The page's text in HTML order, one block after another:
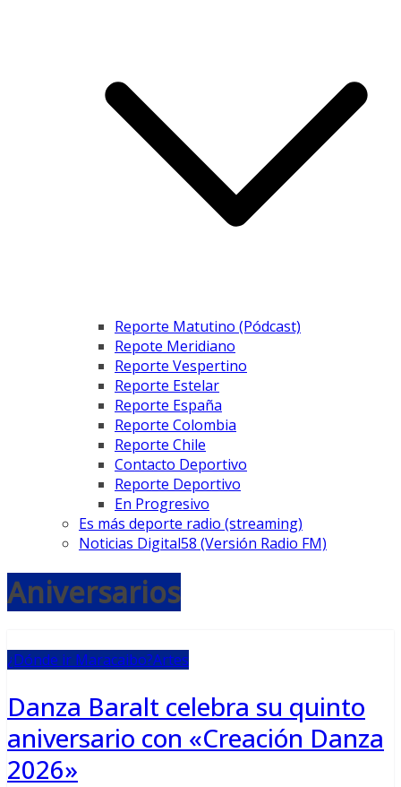
Reporte Matutino (Pódcast)
Repote Meridiano
Reporte Vespertino
Reporte Estelar
Reporte España
Reporte Colombia
Reporte Chile
Contacto Deportivo
Reporte Deportivo
En Progresivo
Es más deporte radio (streaming)
Noticias Digital58 (Versión Radio FM)
Aniversarios
¿Dónde ir Maracaibo?Artes
Danza Baralt celebra su quinto
aniversario con «Creación Danza
2026»